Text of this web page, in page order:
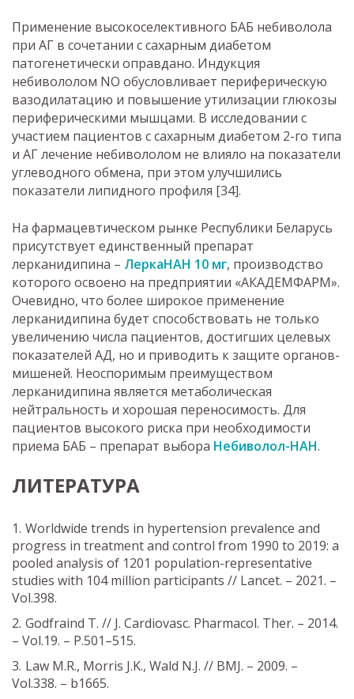
Применение высокоселективного БАБ небиволола
при АГ в сочетании с сахарным диабетом
патогенетически оправдано. Индукция
небивололом NO обусловливает периферическую
вазодилатацию и повышение утилизации глюкозы
периферическими мышцами. В исследовании с
участием пациентов с сахарным диабетом 2-го типа
и АГ лечение небивололом не влияло на показатели
углеводного обмена, при этом улучшились
показатели липидного профиля [34].
На фармацевтическом рынке Республики Беларусь
присутствует единственный препарат
лерканидипина – ЛеркаНАН 10 мг, производство
которого освоено на предприятии «АКАДЕМФАРМ».
Очевидно, что более широкое применение
лерканидипина будет способствовать не только
увеличению числа пациентов, достигших целевых
показателей АД, но и приводить к защите органов-
мишеней. Неоспоримым преимуществом
лерканидипина является метаболическая
нейтральность и хорошая переносимость. Для
пациентов высокого риска при необходимости
приема БАБ – препарат выбора Небиволол-НАН.
ЛИТЕРАТУРА
Worldwide trends in hypertension prevalence and
progress in treatment and control from 1990 to 2019: a
pooled analysis of 1201 population-representative
studies with 104 million participants // Lancet. – 2021. –
Vol.398.
Godfraind T. // J. Cardiovasc. Pharmacol. Ther. – 2014.
– Vol.19. – P.501–515.
Law M.R., Morris J.K., Wald N.J. // BMJ. – 2009. –
Vol.338. – b1665.